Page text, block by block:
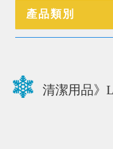
產品類別
清潔用品》